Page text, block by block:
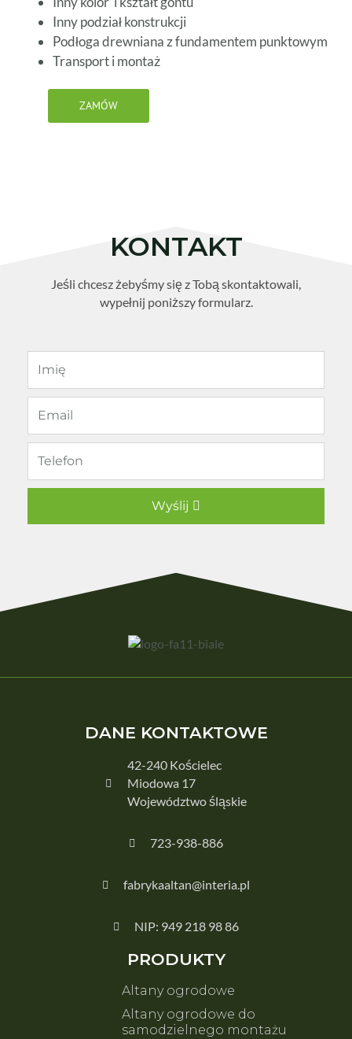
Inny podział konstrukcji
Podłoga drewniana z fundamentem punktowym
Transport i montaż
ZAMÓW
KONTAKT
Jeśli chcesz żebyśmy się z Tobą skontaktowali,
wypełnij poniższy formularz.
Wyślij
DANE KONTAKTOWE
42-240 Kościelec
Miodowa 17
Województwo śląskie
723-938-886
fabrykaaltan@interia.pl
NIP: 949 218 98 86
PRODUKTY
Altany ogrodowe
Altany ogrodowe do
samodzielnego montażu